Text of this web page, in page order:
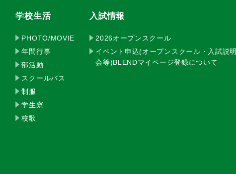
学校生活
PHOTO/MOVIE
年間行事
部活動
スクールバス
制服
学生寮
校歌
入試情報
2026オープンスクール
イベント申込(オープンスクール・入試説明
会等)BLENDマイページ登録について